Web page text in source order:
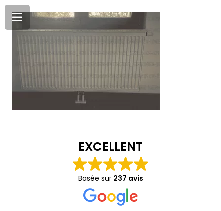
EXCELLENT
Basée sur 237 avis